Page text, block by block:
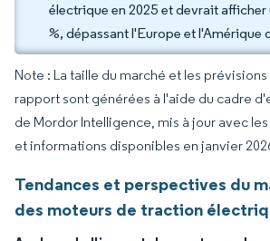
électrique en 2025 et devrait afficher
%, dépassant l'Europe et l'Amérique
Note : La taille du marché et les
rapport sont générées à l'aide du cadre
de Mordor Intelligence, mis à jour avec
et informations disponibles en janvier
Tendances et perspectives du
des moteurs de traction